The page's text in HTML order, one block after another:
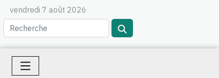
vendredi 7 août 2026